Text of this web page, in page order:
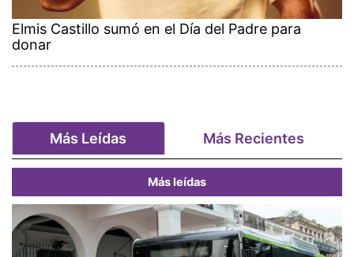
Elmis Castillo sumó en el Día del Padre para
donar
Más Leídas Más Recientes
Más leídas